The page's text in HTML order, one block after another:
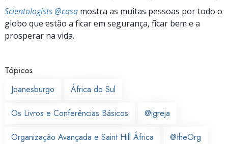
Scientologists @casa mostra as muitas pessoas por todo o
globo que estão a ficar em segurança, ficar bem e a
prosperar na vida.
Tópicos
Joanesburgo
África do Sul
Os Livros e Conferências Básicos @igreja
Organização Avançada e Saint Hill África @theOrg